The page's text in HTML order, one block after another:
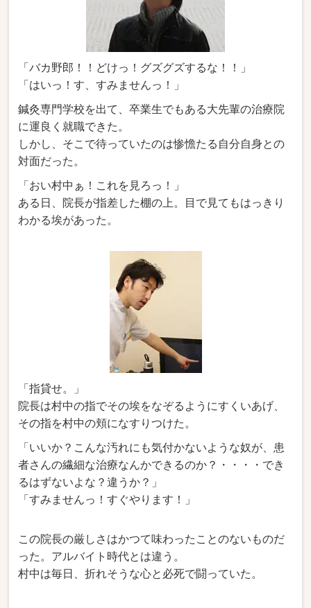
「バカ野郎！！どけっ！グズグズするな！！」
「はいっ！す、すみませんっ！」
鍼灸専門学校を出て、卒業生でもある大先輩の治療院
に運良く就職できた。
しかし、そこで待っていたのは惨憺たる自分自身との
対面だった。
「おい村中ぁ！これを見ろっ！」
ある日、院長が指差した棚の上。目で見てもはっきり
わかる埃があった。
「指貸せ。」
院長は村中の指でその埃をなぞるようにすくいあげ、
その指を村中の頬になすりつけた。
「いいか？こんな汚れにも気付かないような奴が、患
者さんの繊細な治療なんかできるのか？・・・・でき
るはずないよな？違うか？」
「すみませんっ！すぐやります！」
この院長の厳しさはかつて味わったことのないものだ
った。アルバイト時代とは違う。
村中は毎日、折れそうな心と必死で闘っていた。